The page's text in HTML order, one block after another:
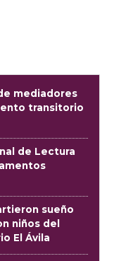
mediadores
transitorio
de Lectura
sueño
niños del
El Ávila